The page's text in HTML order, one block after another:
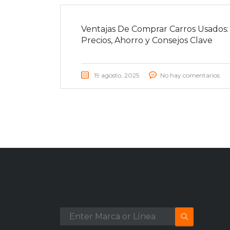
Ventajas De Comprar Carros Usados:
Precios, Ahorro y Consejos Clave
19 agosto, 2025 No hay comentarios